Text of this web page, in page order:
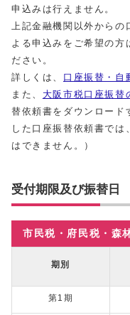
申込みは行えません。
上記金融機関以外からの
よる申込みをご希望の方
ださい。
詳しくは、 口座振替・自
また、 大阪市税口座振替
替依頼書をダウンロード
した口座振替依頼書で
はできません。）
受付期限及び振替日
市民税・府民税・森
期別
第1期